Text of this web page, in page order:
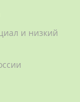
и низкий